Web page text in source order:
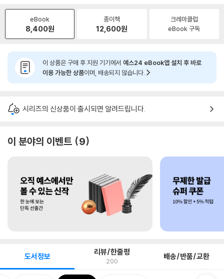
eBook
8,400원
종이책
12,600원
크레마클럽
eBook 구독
이 상품은 구매 후 지원 기기에서 예스24 eBook앱 설치 후 바로
이용 가능한 상품이며, 배송되지 않습니다.
시리즈의 신상품이 출시되면 알려드립니다.
이 분야의 이벤트 9
도서정보 리뷰/한줄평
200 배송/반품/교환